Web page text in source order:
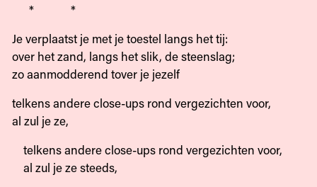
* *
Je verplaatst je met je toestel langs het tij:
over het zand, langs het slik, de steenslag;
zo aanmodderend tover je jezelf
telkens andere close-ups rond vergezichten voor,
al zul je ze,
telkens andere close-ups rond vergezichten voor,
al zul je ze steeds,